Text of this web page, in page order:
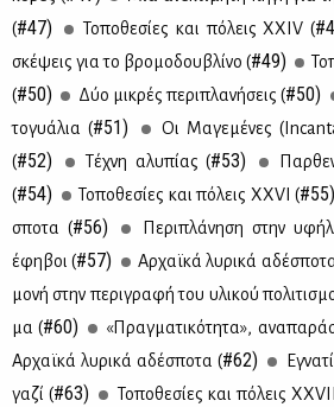
(#47) Το­πο­θε­σί­ες και πό­λεις XXIV (
σκέ­ψεις για το βρο­μο­δου­βλί­νο (#49)
(#50) Δύο μι­κρές πε­ρι­πλα­νή­σεις (#50)
το­γυά­λια (#51)
Οι Μα­γε­μέ­νες
(#52) Τέ­χνη αλυ­πί­ας (#53)
(#54) Το­πο­θε­σί­ες και πό­λεις ΧΧVI (#55)
σπο­τα (#56)
Πε­ρι­πλά­νη­ση στην
έφη­βοι (#57) Αρ­χαϊ­κά λυ­ρι­κά
μο­νή στην πε­ρι­γρα­φή του υλι­κού
μα (#60) «Πραγ­μα­τι­κό­τη­τα»,
Αρ­χαϊ­κά λυ­ρι­κά αδέ­σπο­τα (#62)
γα­ζί (#63) Το­πο­θε­σί­ες και πό­λεις